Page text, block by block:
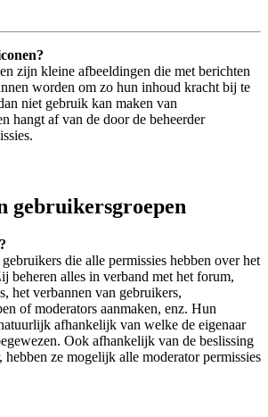
zijn kleine afbeeldingen die met berichten
worden om zo hun inhoud kracht bij te
niet gebruik kan maken van
hangt af van de door de beheerder
gebruikersgroepen
die alle permissies hebben over het
beheren alles in verband met het forum,
het verbannen van gebruikers,
of moderators aanmaken, enz. Hun
afhankelijk van welke de eigenaar
Ook afhankelijk van de beslissing
hebben ze mogelijk alle moderator permissies